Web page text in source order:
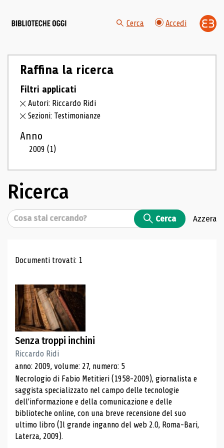
Cerca Accedi
Raffina la ricerca
Filtri applicati
Autori: Riccardo Ridi
Sezioni: Testimonianze
Anno
2009(1)
Ricerca
Cerca Cerca Azzera
Risultati di ricerca
Documenti trovati: 1
Senza troppi inchini
Riccardo Ridi
anno: 2009, volume: 27, numero: 5
Necrologio di Fabio Metitieri (1958-2009), giornalista e
saggista specializzato nel campo delle tecnologie
dell'informazione e della comunicazione e delle
biblioteche online, con una breve recensione del suo
ultimo libro (Il grande inganno del web 2.0, Roma-Bari,
Laterza, 2009).